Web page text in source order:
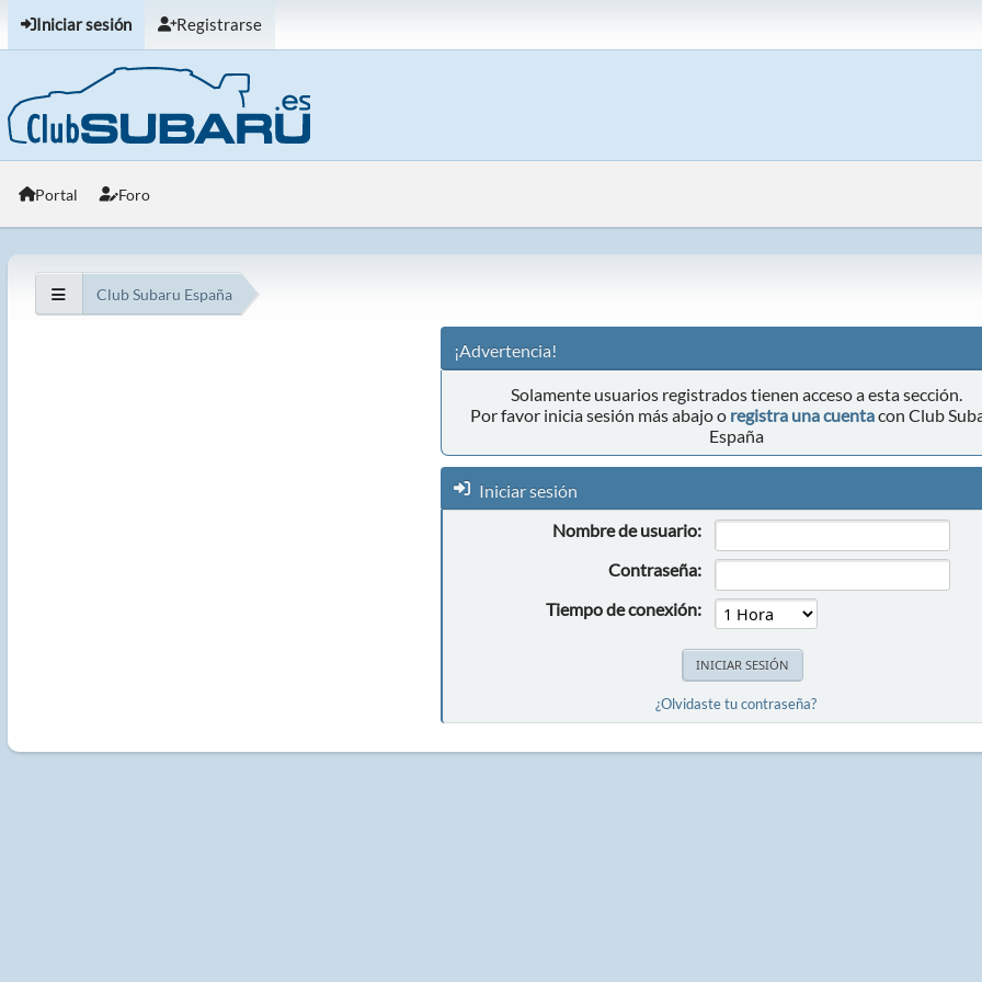
Iniciar sesión Registrarse
Portal Foro
Club Subaru España
¡Advertencia!
Solamente usuarios registrados tienen acceso a esta sección.
Por favor inicia sesión más abajo o registra una cuentacon Club
España
Iniciar sesión
Nombre de usuario:
Contraseña:
Tiempo de conexión:
¿Olvidaste tu contraseña?